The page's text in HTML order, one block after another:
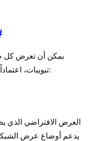
يمكن أن تعرض كل
تبويبات، اعتماداً على حالة مجموعة البيانات وصلاحياتك:
العرض الافتراضي الذي
يدعم أوضاع عرض